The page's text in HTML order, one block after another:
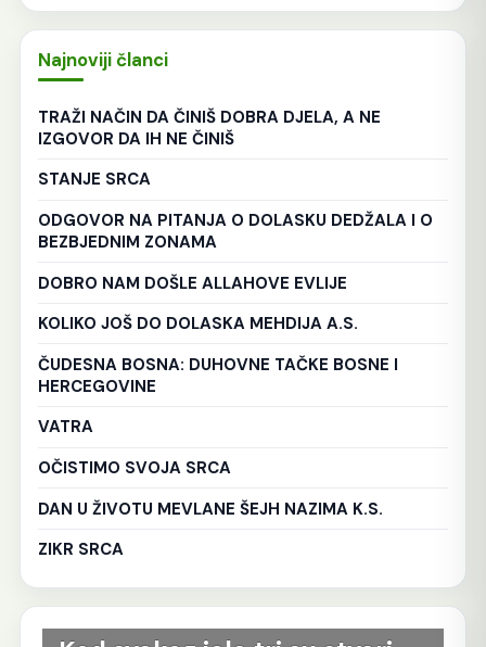
Najnoviji članci
TRAŽI NAČIN DA ČINIŠ DOBRA DJELA, A NE
IZGOVOR DA IH NE ČINIŠ
STANJE SRCA
ODGOVOR NA PITANJA O DOLASKU DEDŽALA I O
BEZBJEDNIM ZONAMA
DOBRO NAM DOŠLE ALLAHOVE EVLIJE
KOLIKO JOŠ DO DOLASKA MEHDIJA A.S.
ČUDESNA BOSNA: DUHOVNE TAČKE BOSNE I
HERCEGOVINE
VATRA
OČISTIMO SVOJA SRCA
DAN U ŽIVOTU MEVLANE ŠEJH NAZIMA K.S.
ZIKR SRCA